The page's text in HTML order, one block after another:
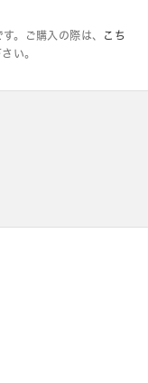
。ご購入の際は、
こち
い。